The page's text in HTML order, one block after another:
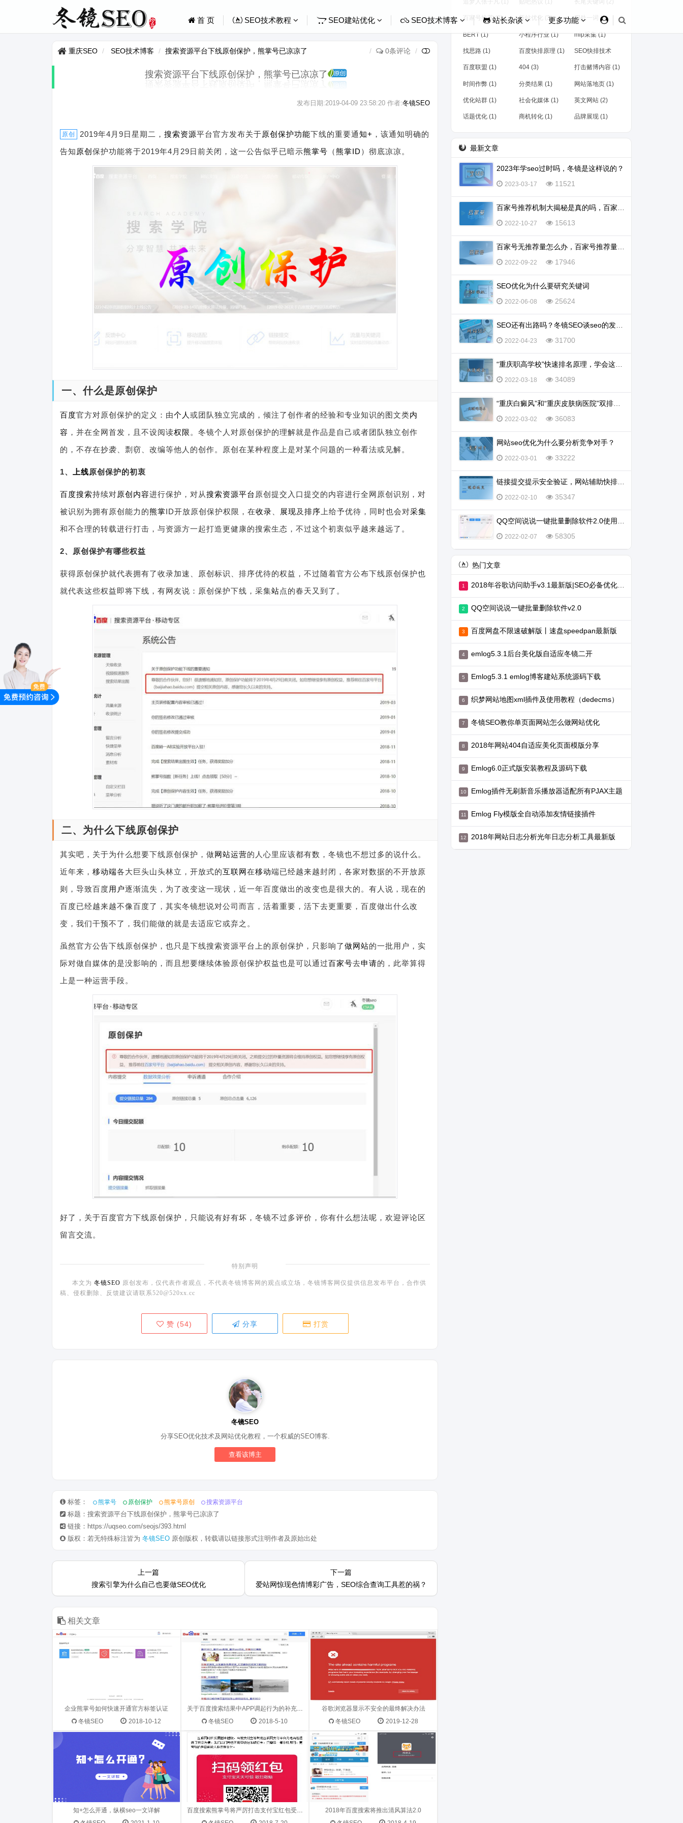
首 页 SEO技术教程 SEO建站优化 SEO技术博客 站长杂谈 更多功能
重庆SEO SEO技术博客 搜索资源平台下线原创保护，熊掌号已凉凉了 0条评论
搜索资源平台下线原创保护，熊掌号已凉凉了
发布日期:2019-04-09 23:58:20 作者:冬镜SEO
原创 2019年4月9日星期二， 搜索资源平台官方发布关于原创保护功能下线的重要通知+ ，该通知明确的
告知 原创 保护功能将于2019年4月29日前关闭，这一公告似乎已暗示熊掌号 （熊掌ID ）彻底凉凉。
一、什么是原创保护
百度官方对原创保护的定义：由个人 或团队独立完成的，倾注了创作者的经验和专业知识的图文类内
容 ，并在全网首发，且不设阅读权限 。冬镜个人对原创保护的理解就是作品是自己或者团队独立创作
的，不存在抄袭、剽窃、改编等他人的创作。原创在某种程度上是对某个问题的一种看法或见解。
1、 上线原创保护的初衷
百度搜索持续对原创内容进行保护，对从搜索资源平台 原创提交入口提交的内容进行全网原创识别，对
被识别为拥有原创能力的熊掌ID开放原创保护权限，在收录 展现及 排序 上给予优待，同时也会对采集
和不合理的转载进行打击，与资源方一起打造更健康的搜索生态，不过这个初衷似乎越来越远了。
2、原创保护有哪些权益
获得原创保护就代表拥有了收录加速、原创标识、排序优待的权益，不过随着官方公布下线原创保护也
就代表这些权益即将下线，有网友说：原创保护下线，采集站点的春天又到了。
二、为什么下线原创保护
其实吧，关于为什么想要下线原创保护，做网站运营的人心里应该都有数，冬镜也不想过多的说什么。
近年来， 移动端各大巨头山头林立，开放式的互联网在移动端已经越来越封闭，各家对数据的不开放原
则，导致百度用户逐渐流失，为了改变这一现状，近一年百度做出的改变也是很大的。有人说，现在的
百度已经越来越不像百度了，其实冬镜想说对公司而言，活着重要，活下去更重要，百度做出什么改
变，我们干预不了，我们能做的就是去适应它或弃之。
虽然官方公告下线原创保护，也只是下线搜索资源平台上的原创保护，只影响了做网站的一批用户，实
际对做自媒体的是没影响的，而且想要继续体验原创保护权益也是可以通过百家号去申请的，此举算得
上是一种运营手段。
好了，关于百度官方下线原创保护，只能说有好有坏，冬镜不过多评价，你有什么想法呢，欢迎评论区
留言交流。
特别声明
本文为 冬镜SEO 原创发布，仅代表作者观点，不代表冬镜博客网的观点或立场，冬镜博客网仅提供信息发布平台，合作供
稿、侵权删除、反馈建议请联系520@520xx.cc
赞 (54) 分享 打赏
冬镜SEO
分享SEO优化技术及网站优化教程，一个权威的SEO博客.
查看该博主
标签： 熊掌号 原创保护 熊掌号原创 搜索资源平台
标题：搜索资源平台下线原创保护，熊掌号已凉凉了
链接：https://uqseo.com/seojs/393.html
版权：若无特殊标注皆为 冬镜SEO 原创版权，转载请以链接形式注明作者及原始出处
上一篇
搜索引擎为什么自己也要做SEO优化
下一篇
爱站网惊现色情博彩广告，SEO综合查询工具惹的祸？
相关文章
2018年10月11号下午19点左右，百
度熊掌id上线官方标签认证，认证官
方标签的好处可以增强帐号的权威
认证有什么...
企业熊掌号如何快速开通官方标签认证
冬镜SEO
2018-10-12
厉打击强制用户调起APP行为的公告
近期我们发现部分站点频繁出现强制
关于百度搜索结果中APP调起行为的补充说明
冬镜SEO
2018-5-10
谷歌浏览器不安全怎么解决的相关办
法，网页存在安全提示如何解决呢？
正好有某学生的网站遇到谷歌提示风
...
谷歌浏览器显示不安全的最终解决办法
冬镜SEO
2019-12-28
时不支持个人开户，所以开想通知
+就要找代理开户。 一、知+广告是什
么？ ...
知+怎么开通，纵横seo一文详解
2018年7月20日百度熊掌id搜索资源
平台公告将严厉打击支付宝红包受益
作弊现象。 近期，百度搜索技术团队
抽查发现，大量资讯站点正文中出现
支付宝红包类受益作弊内容，...
百度搜索熊掌号将严厉打击支付宝红包受益作弊现象
重庆SEO听说百度搜索将于2018年5
月上旬推出清风算法2.0 对于欺骗用
长尽快对照下面说明进行自查和整改
清风算法第二期欺骗下载主要...
2018年百度搜索将推出清风算法2.0
百家号推荐 (2) 新站优化 (3) 四处一词 (1)
BERT (1) 小程序行业 (1) mip采集 (1)
找思路 (1) 百度快排原理 (1) SEO快排技术
(1)
百度联盟 (1) 404 (3) 打击赌博内容 (1)
时间作弊 (1) 分类结果 (1) 网站落地页 (1)
优化站群 (1) 社会化媒体 (1) 英文网站 (2)
话题优化 (1) 商机转化 (1) 品牌展现 (1)
最新文章
2023年学seo过时吗，冬镜是这样说的？
2023-03-17 11521
2022-10-27 15613
2022-09-22 17946
SEO优化为什么要研究关键词
2022-06-08 25624
2022-04-23 31700
2022-03-18 34089
2022-03-02 36083
网站seo优化为什么要分析竞争对手？
2022-03-01 33222
2022-02-10 35347
2022-02-07 58305
热门文章
2018年谷歌访问助手v3.1最新版|SEO必备优化工具
QQ空间说说一键批量删除软件v2.0
百度网盘不限速破解版丨速盘speedpan最新版
emlog5.3.1后台美化版自适应冬镜二开
Emlog5.3.1 emlog博客建站系统源码下载
织梦网站地图xml插件及使用教程（dedecms）
冬镜SEO教你单页面网站怎么做网站优化
2018年网站404自适应美化页面模版分享
Emlog6.0正式版安装教程及源码下载
Emlog插件无刷新音乐播放器适配所有PJAX主题
Emlog Fly模版全自动添加友情链接插件
2018年网站日志分析光年日志分析工具最新版